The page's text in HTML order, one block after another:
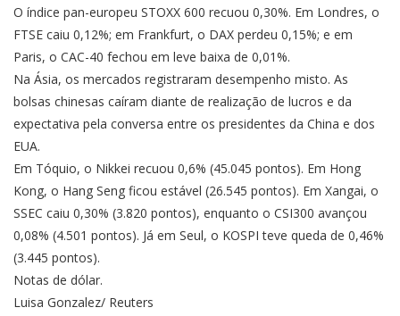
O índice pan-europeu STOXX 600 recuou 0,30%. Em Londres, o
FTSE caiu 0,12%; em Frankfurt, o DAX perdeu 0,15%; e em
Paris, o CAC-40 fechou em leve baixa de 0,01%.
Na Ásia, os mercados registraram desempenho misto. As
bolsas chinesas caíram diante de realização de lucros e da
expectativa pela conversa entre os presidentes da China e dos
EUA.
Em Tóquio, o Nikkei recuou 0,6% (45.045 pontos). Em Hong
Kong, o Hang Seng ficou estável (26.545 pontos). Em Xangai, o
SSEC caiu 0,30% (3.820 pontos), enquanto o CSI300 avançou
0,08% (4.501 pontos). Já em Seul, o KOSPI teve queda de 0,46%
(3.445 pontos).
Notas de dólar.
Luisa Gonzalez/ Reuters